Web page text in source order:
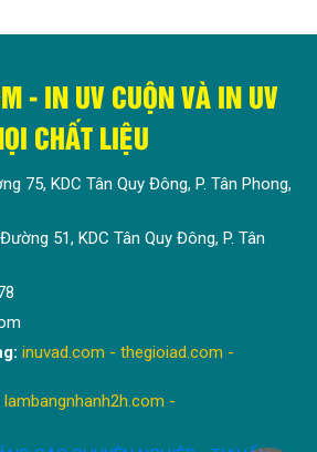
- IN UV CUỘN VÀ IN UV
CHẤT LIỆU
75, KDC Tân Quy Đông, P. Tân Phong,
51, KDC Tân Quy Đông, P. Tân
inuvad.com - thegioiad.com -
lambangnhanh2h.com -